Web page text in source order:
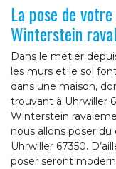
La pose de
Winterstein
Dans le métier
les murs et le sol
dans une maison,
trouvant à Uhrwiller
Winterstein
nous allons poser
Uhrwiller 67350.
poser seront